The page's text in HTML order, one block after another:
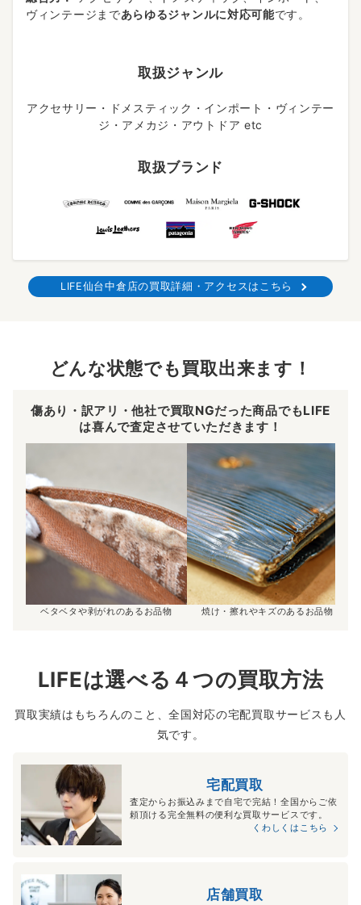
ヴィンテージまであらゆるジャンルに対応可能です。
取扱ジャンル
アクセサリー・ドメスティック・インポート・ヴィンテー
ジ・アメカジ・アウトドア etc
取扱ブランド
LIFE仙台中倉店の買取詳細・アクセスはこちら
どんな状態でも買取出来ます！
傷あり・訳アリ・他社で買取NGだった商品でもLIFE
は喜んで査定させていただきます！
ベタベタや剥がれのあるお品物 焼け・擦れやキズのあるお品物
LIFEは選べる４つの買取方法
買取実績はもちろんのこと、全国対応の宅配買取サービスも人
気です。
宅配買取
査定からお振込みまで自宅で完結！全国からご依
頼頂ける完全無料の便利な買取サービスです。
くわしくはこちら
店舗買取